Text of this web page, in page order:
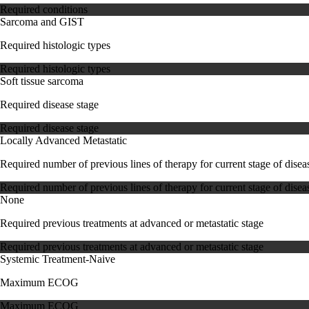
Required conditions
Sarcoma and GIST
Required histologic types
Required histologic types
Soft tissue sarcoma
Required disease stage
Required disease stage
Locally Advanced Metastatic
Required number of previous lines of therapy for current stage of
Required number of previous lines of therapy for current stage of
None
Required previous treatments at advanced or metastatic stage
Required previous treatments at advanced or metastatic stage
Systemic Treatment-Naive
Maximum ECOG
Maximum ECOG